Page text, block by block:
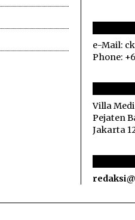
e-Mail:
Phone:
Villa
Pejaten
Jakarta